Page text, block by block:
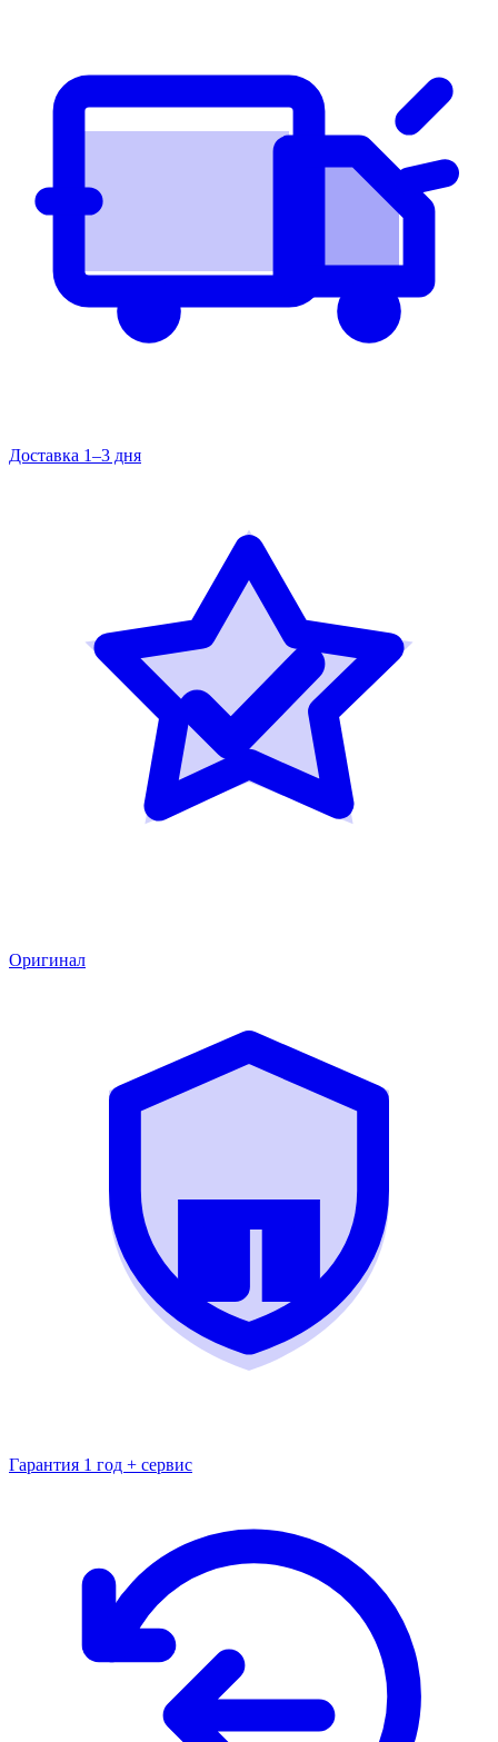
Доставка 1–3 дня
Оригинал
Гарантия 1 год + сервис